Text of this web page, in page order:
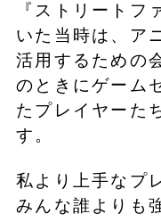
『ストリートフ
いた当時は、ア
活用するための
のときにゲーム
たプレイヤーた
す。
私より上手なプ
みんな誰よりも